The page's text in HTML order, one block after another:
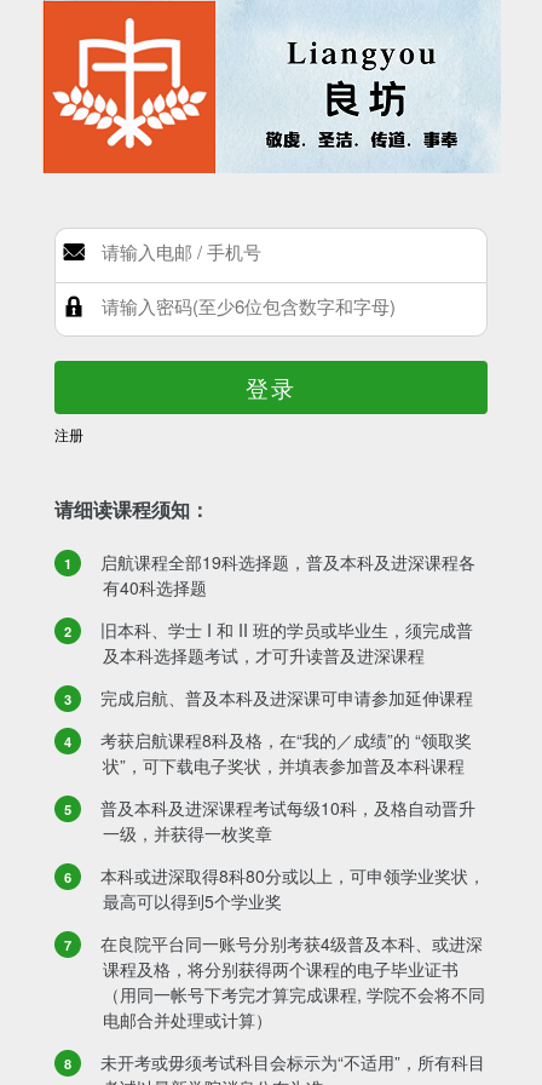
登录
注册
请细读课程须知：
启航课程全部19科选择题，普及本科及进深课程各
有40科选择题
旧本科、学士 I 和 II 班的学员或毕业生，须完成普
及本科选择题考试，才可升读普及进深课程
完成启航、普及本科及进深课可申请参加延伸课程
考获启航课程8科及格，在“我的／成绩”的 “领取奖
状”，可下载电子奖状，并填表参加普及本科课程
普及本科及进深课程考试每级10科，及格自动晋升
一级，并获得一枚奖章
本科或进深取得8科80分或以上，可申领学业奖状，
最高可以得到5个学业奖
在良院平台同一账号分别考获4级普及本科、或进深
课程及格，将分别获得两个课程的电子毕业证书
（用同一帐号下考完才算完成课程, 学院不会将不同
电邮合并处理或计算）
未开考或毋须考试科目会标示为“不适用”，所有科目